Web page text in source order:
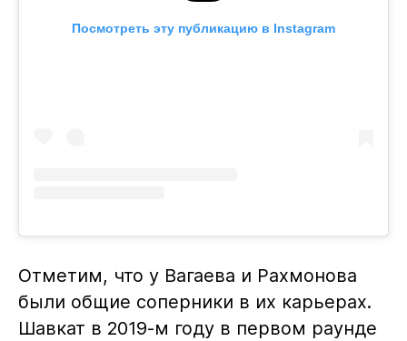
Посмотреть эту публикацию в Instagram
Отметим, что у Вагаева и Рахмонова
были общие соперники в их карьерах.
Шавкат в 2019-м году в первом раунде